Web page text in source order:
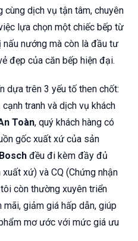
cùng dịch vụ tận tâm, chuyên
lựa chọn một chiếc bếp từ
nướng mà còn là đầu tư
đẹp của căn bếp hiện đại.
dựa trên 3 yếu tố then chốt:
tranh và dịch vụ khách
Toàn, quý khách hàng có
gốc xuất xứ của sản
đều đi kèm đầy đủ
xứ) và CQ (Chứng nhận
còn thường xuyên triển
mãi, giảm giá hấp dẫn, giúp
mơ ước với mức giá ưu